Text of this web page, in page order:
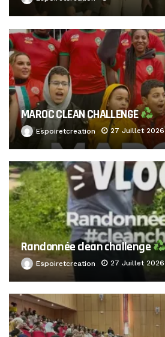
MAROC CLEAN CHALLENGE
Espoiretcreation 27 Juillet 2026
Randonnée clean challenge
Espoiretcreation 27 Juillet 2026